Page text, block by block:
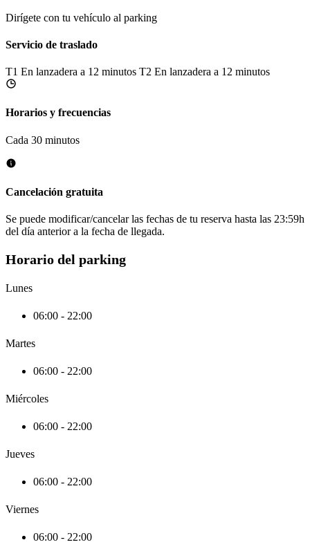
Dirígete con tu vehículo al parking
Servicio de traslado
T1 En lanzadera a 12 minutos T2 En lanzadera a 12 minutos
Horarios y frecuencias
Cada 30 minutos
Cancelación gratuita
Se puede modificar/cancelar las fechas de tu reserva hasta las 23:59h
del día anterior a la fecha de llegada.
Horario del parking
Lunes
06:00 - 22:00
Martes
06:00 - 22:00
Miércoles
06:00 - 22:00
Jueves
06:00 - 22:00
Viernes
06:00 - 22:00